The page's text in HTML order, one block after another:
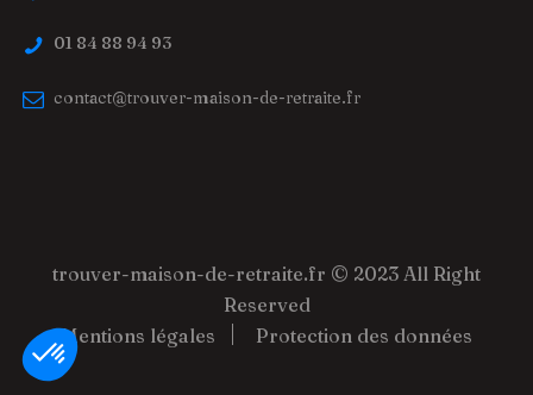
01 84 88 94 93
contact@trouver-maison-de-retraite.fr
trouver-maison-de-retraite.fr © 2023 All Right
Reserved
Mentions légales
Protection des données